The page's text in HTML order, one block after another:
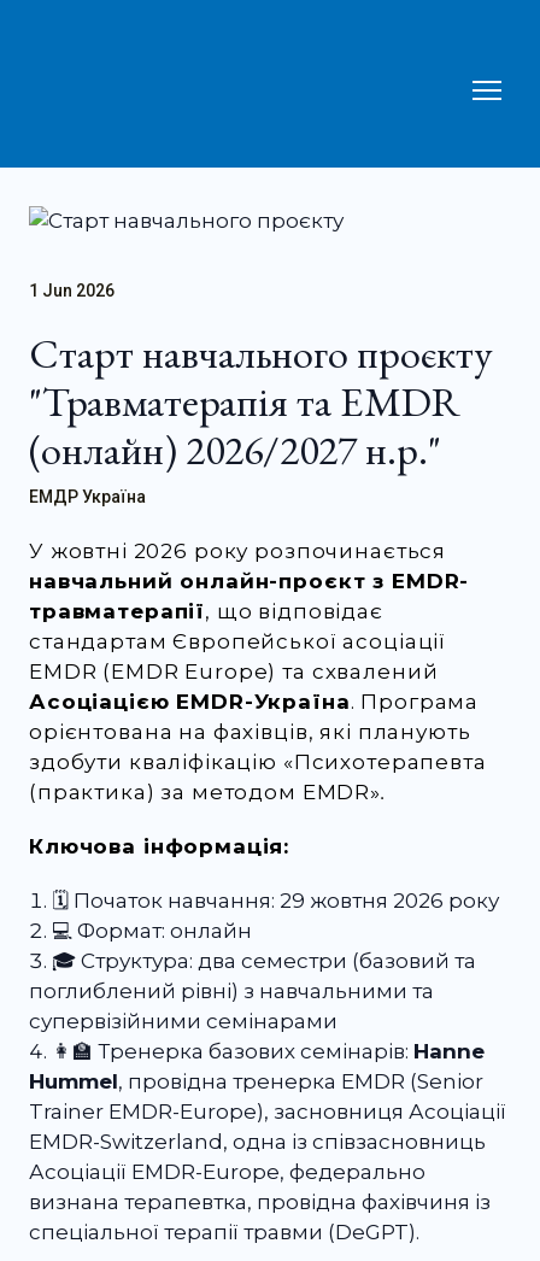
1 Jun 2026
Старт навчального проєкту
"Травматерапія та EMDR
(онлайн) 2026/2027 н.р."
ЕМДР Україна
У жовтні 2026 року розпочинається
навчальний онлайн-проєкт з EMDR-
травматерапії, що відповідає
стандартам Європейської асоціації
EMDR (EMDR Europe) та схвалений
Асоціацією EMDR-Україна. Програма
орієнтована на фахівців, які планують
здобути кваліфікацію «Психотерапевта
(практика) за методом EMDR».
Ключова інформація:
🗓 Початок навчання: 29 жовтня 2026 року
💻 Формат: онлайн
🎓 Структура: два семестри (базовий та
поглиблений рівні) з навчальними та
супервізійними семінарами
👩‍🏫 Тренерка базових семінарів: Hanne
Hummel, провідна тренерка EMDR (Senior
Trainer EMDR-Europe), засновниця Асоціації
EMDR-Switzerland, одна із співзасновниць
Асоціації EMDR-Europe, федерально
визнана терапевтка, провідна фахівчиня із
спеціальної терапії травми (DeGPT).